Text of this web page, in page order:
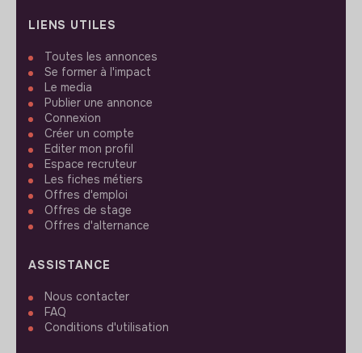
LIENS UTILES
Toutes les annonces
Se former à l'impact
Le media
Publier une annonce
Connexion
Créer un compte
Editer mon profil
Espace recruteur
Les fiches métiers
Offres d'emploi
Offres de stage
Offres d'alternance
ASSISTANCE
Nous contacter
FAQ
Conditions d'utilisation